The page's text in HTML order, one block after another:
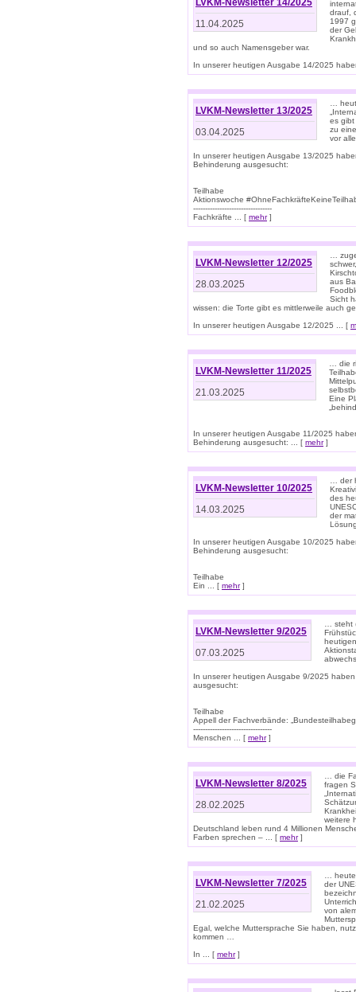
LVKM-Newsletter 14/2025
11.04.2025
drauf,
1997
der
und so auch Namensgeber war.
In unserer heutigen Ausgabe 14/2025
LVKM-Newsletter 13/2025
03.04.2025
…
es gibt
zu
vor
In unserer heutigen Ausgabe 13/2025
Behinderung ausgesucht:
Teilhabe
Aktionswoche
---------------------------------
Fachkräfte ... [ mehr]
LVKM-Newsletter 12/2025
28.03.2025
…
aus
Sicht
wissen: die Torte gibt es mittlerweile auch
In unserer heutigen Ausgabe 12/2025 ... [
LVKM-Newsletter 11/2025
21.03.2025
… die
Eine
In unserer heutigen Ausgabe 11/2025
Behinderung ausgesucht: ... [ mehr]
LVKM-Newsletter 10/2025
14.03.2025
… der
des
der
In unserer heutigen Ausgabe 10/2025
Behinderung ausgesucht:
Teilhabe
Ein ... [ mehr]
LVKM-Newsletter 9/2025
07.03.2025
… steht
In unserer heutigen Ausgabe 9/2025
ausgesucht:
Teilhabe
Appell der Fachverbände:
---------------------------------
Menschen ... [ mehr]
LVKM-Newsletter 8/2025
28.02.2025
… die
fragen
weitere
Deutschland leben rund 4 Millionen
Farben sprechen – ... [ mehr]
LVKM-Newsletter 7/2025
21.02.2025
…
der
von
Egal, welche Muttersprache Sie haben,
kommen …
In ... [ mehr]